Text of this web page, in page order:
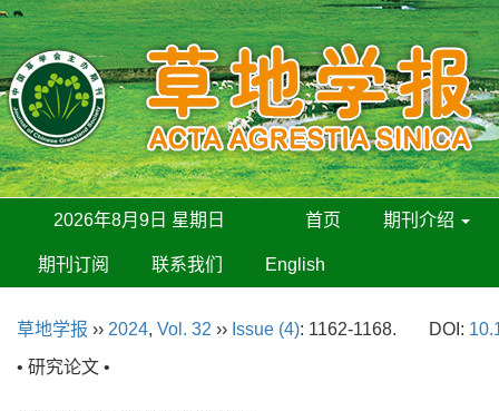
2026年8月9日 星期日 首页 期刊介绍
期刊订阅 联系我们 English
草地学报 ›› 2024, Vol. 32 ›› Issue (4): 1162-1168. DOI:
• 研究论文 •